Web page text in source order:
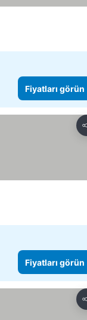
Fiyatları görün
Fiyatları görün